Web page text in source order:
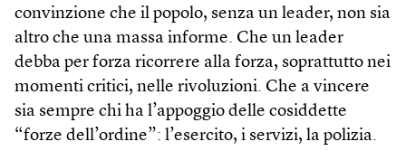
convinzione che il popolo, senza un leader, non sia
altro che una massa informe. Che un leader
debba per forza ricorrere alla forza, soprattutto nei
momenti critici, nelle rivoluzioni. Che a vincere
sia sempre chi ha l’appoggio delle cosiddette
“forze dell’ordine”: l’esercito, i servizi, la polizia.